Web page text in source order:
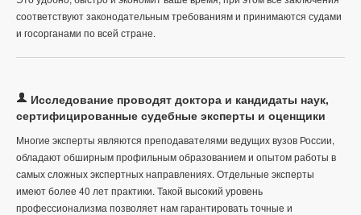
соответствуют законодательным требованиям и принимаются судами
и госорганами по всей стране.
Исследование проводят доктора и кандидаты наук,
сертифицированные судебные эксперты и оценщики
Многие эксперты являются преподавателями ведущих вузов России,
обладают обширным профильным образованием и опытом работы в
самых сложных экспертных направлениях. Отдельные эксперты
имеют более 40 лет практики. Такой высокий уровень
профессионализма позволяет нам гарантировать точные и